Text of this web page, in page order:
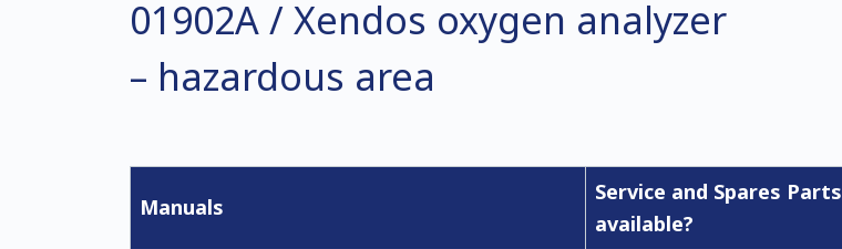
01902A / Xendos oxygen analyzer
– hazardous area
Manuals
Service and Spares Parts
available?